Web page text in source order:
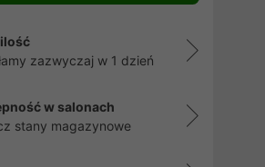
zazwyczaj w 1 dzień
w salonach
stany magazynowe